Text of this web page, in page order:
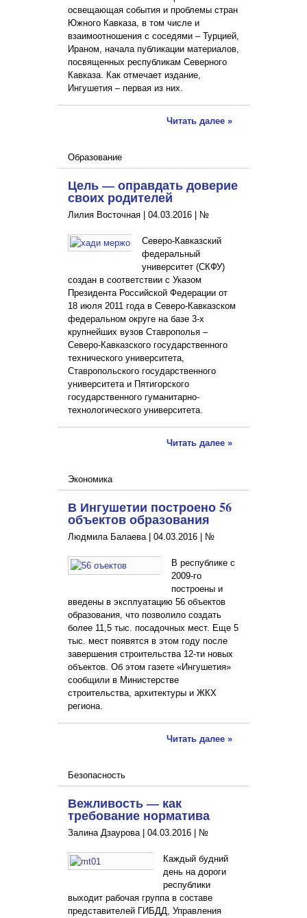
освещающая события и проблемы стран
Южного Кавказа, в том числе и
взаимоотношения с соседями – Турцией,
Ираном, начала публикации материалов,
посвященных республикам Северного
Кавказа. Как отмечает издание,
Ингушетия – первая из них.
Читать далее »
Образование
Цель — оправдать доверие
своих родителей
Лилия Восточная | 04.03.2016 №
Северо-Кавказский
федеральный
университет (СКФУ)
создан в соответствии с Указом
Президента Российской Федерации от
18 июля 2011 года в Северо-Кавказском
федеральном округе на базе 3-х
крупнейших вузов Ставрополья –
Северо-Кавказского государственного
технического университета,
Ставропольского государственного
университета и Пятигорского
государственного гуманитарно-
технологического университета.
Читать далее »
Экономика
В Ингушетии построено 56
объектов образования
Людмила Балаева | 04.03.2016 №
В республике с
2009-го
построены и
введены в эксплуатацию 56 объектов
образования, что позволило создать
более 11,5 тыс. посадочных мест. Еще 5
тыс. мест появятся в этом году после
завершения строительства 12-ти новых
объектов. Об этом газете «Ингушетия»
сообщили в Министерстве
строительства, архитектуры и ЖКХ
региона.
Читать далее »
Безопасность
Вежливость — как
требование норматива
Залина Дзаурова | 04.03.2016 №
Каждый будний
день на дороги
республики
выходит рабочая группа в составе
представителей ГИБДД, Управления